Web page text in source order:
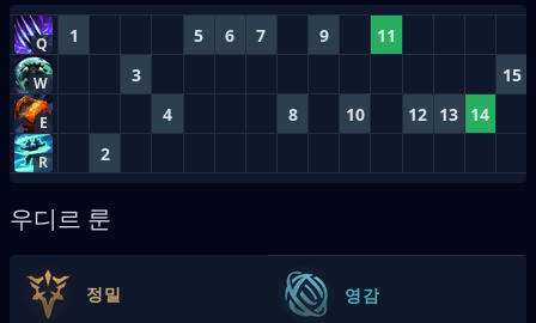
Q 1 5 6 7 9 11
W 3 15
E 4 8 10 12 13 14
R 2
우디르 룬
정밀 영감